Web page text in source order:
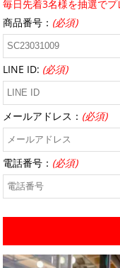
毎日先着3名様を抽選でプ
商品番号： (必須)
LINE ID: (必須)
メールアドレス： (必須)
電話番号： (必須)